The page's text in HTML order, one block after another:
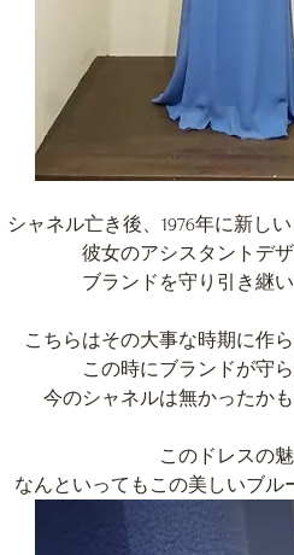
シャネル亡き後、1976年に新し
彼女のアシスタントデ
ブランドを守り引き継い
こちらはその大事な時期に作
この時にブランドが守ら
今のシャネルは無かったか
このドレスの
なんといってもこの美しいブル